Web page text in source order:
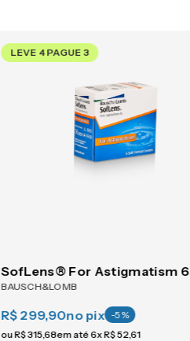
LEVE 4 PAGUE 3
SofLens® For Astigmatism 6
BAUSCH&LOMB
R$ 299,90no pix -5%
ouR$315,68em até6xR$52,61